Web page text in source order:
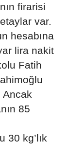
firarisi
var.
hesabına
lira nakit
Fatih
Ancak
85
30 kg’lık